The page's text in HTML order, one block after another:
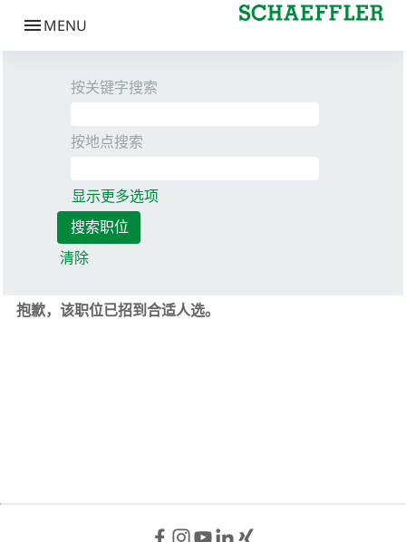
按关键字搜索
按地点搜索
显示更多选项
清除
抱歉，该职位已招到合适人选。